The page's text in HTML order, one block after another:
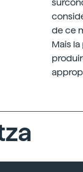
de ce
Mais